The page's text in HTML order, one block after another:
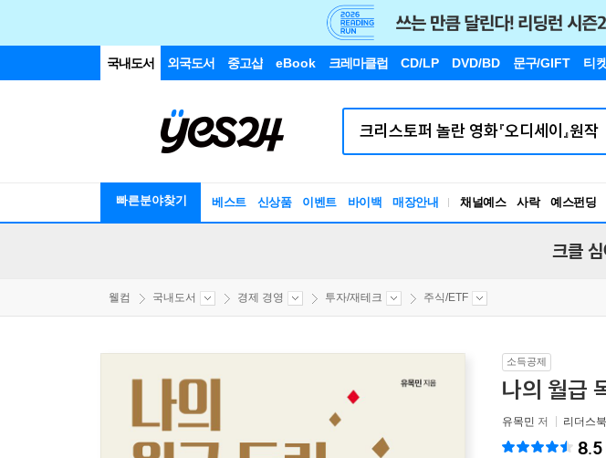
국내도서 외국도서 중고샵 eBook 크레마클럽 CD/LP DVD/BD 문구/GIFT 티
빠른분야찾기 베스트 신상품 이벤트 바이백 매장안내 채널예스 사락 예스펀딩
크클
웰컴 국내도서 경제 경영 투자/재테크 주식/ETF
소득공제
나의 월급
유목민 저 리더스북
8.5